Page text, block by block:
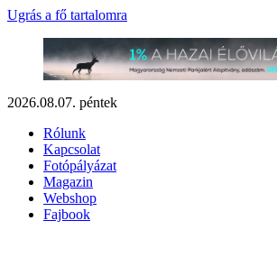
Ugrás a fő tartalomra
2026.08.07. péntek
Rólunk
Kapcsolat
Fotópályázat
Magazin
Webshop
Fajbook